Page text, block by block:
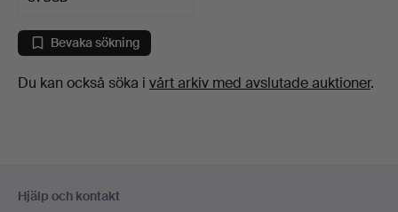
Bevaka sökning
Du kan också söka i vårt arkiv med avslutade auktioner.
Hjälp och kontakt